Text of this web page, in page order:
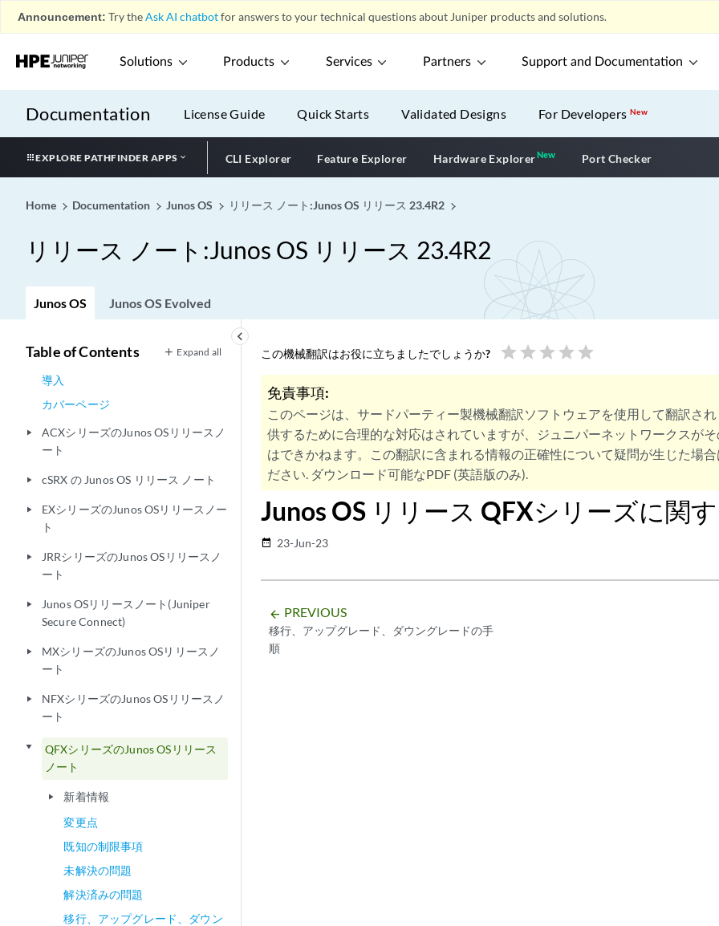
Announcement: Try theAsk AI chatbotfor answers to your technical questions about Juniper products and solutions.
Solutions Products Services Partners Support and Documentation
Documentation License Guide Quick Starts Validated Designs For DevelopersNew
EXPLORE PATHFINDER APPS CLI Explorer Feature Explorer Hardware ExplorerNewNew application
Port Checker
Home Documentation Junos OS リリース ノート:Junos OS リリース 23.4R2
リリース ノート:Junos OS リリース 23.4R2
Junos OS Junos OS Evolved
keyboard_arrow_left
Table of Contents Expand all
導入
カバーページ
play_arrow
ACXシリーズのJunos OSリリースノ
ート
play_arrow cSRX の Junos OS リリース ノート
play_arrow
EXシリーズのJunos OSリリースノー
ト
play_arrow
JRRシリーズのJunos OSリリースノ
ート
play_arrow
Junos OSリリースノート(Juniper
Secure Connect)
play_arrow
MXシリーズのJunos OSリリースノ
ート
play_arrow
NFXシリーズのJunos OSリリースノ
ート
play_arrow
QFXシリーズのJunos OSリリース
ノート
play_arrow
新着情報
変更点
既知の制限事項
未解決の問題
解決済みの問題
移行、アップグレード、ダウン
この機械翻訳はお役に立ちましたでしょうか? star star star star star
免責事項:
このページは、サードパーティー製機械翻訳ソフトウェアを使用して翻訳さ
供するために合理的な対応はされていますが、ジュニパーネットワークスが
はできかねます。この翻訳に含まれる情報の正確性について疑問が生じた場合
ださい. ダウンロード可能なPDF (英語版のみ).
Junos OS リリース QFXシリーズに関
date_range 23-Jun-23
arrow_backward PREVIOUS
移行、アップグレード、ダウングレードの手
順